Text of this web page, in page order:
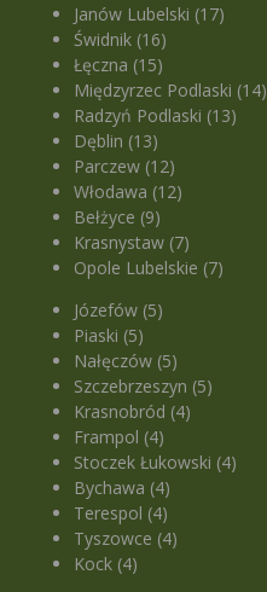
Janów Lubelski (17)
Świdnik (16)
Łęczna (15)
Międzyrzec Podlaski (14)
Radzyń Podlaski (13)
Dęblin (13)
Parczew (12)
Włodawa (12)
Bełżyce (9)
Krasnystaw (7)
Opole Lubelskie (7)
Józefów (5)
Piaski (5)
Nałęczów (5)
Szczebrzeszyn (5)
Krasnobród (4)
Frampol (4)
Stoczek Łukowski (4)
Bychawa (4)
Terespol (4)
Tyszowce (4)
Kock (4)